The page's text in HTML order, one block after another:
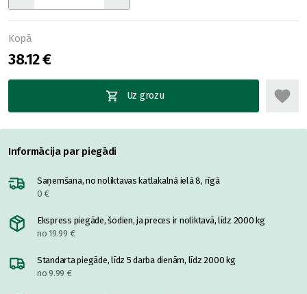
Kopā
38.12 €
Uz grozu
Informācija par piegādi
Saņemšana, no noliktavas katlakalnā ielā 8, rīgā
0 €
Ekspress piegāde, šodien, ja preces ir noliktavā, līdz 2000 kg
no 19.99 €
Standarta piegāde, līdz 5 darba dienām, līdz 2000 kg
no 9.99 €